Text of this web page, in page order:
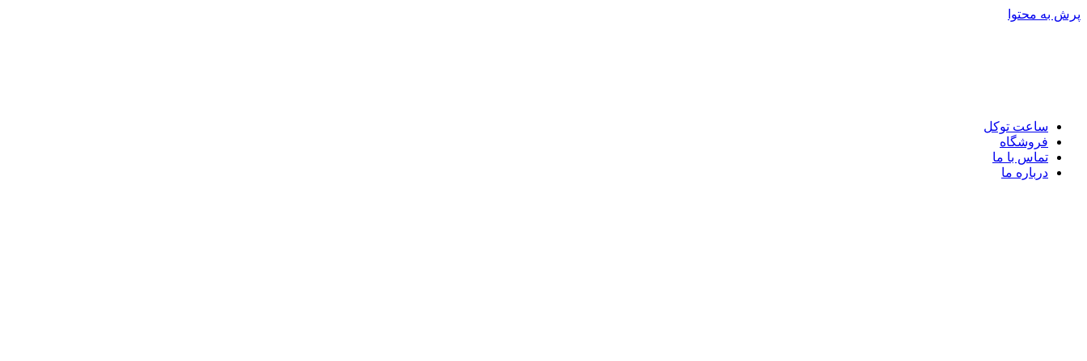
پرش به محتوا
ساعت توکل
فروشگاه
تماس با ما
درباره ما